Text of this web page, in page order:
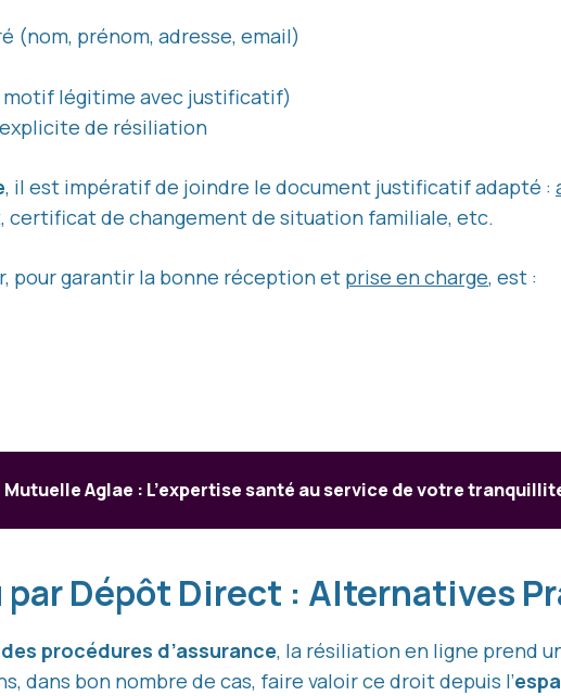
(nom, prénom, adresse, email)
motif légitime avec justificatif)
de résiliation
, il est impératif de joindre le document justificatif adapté :
de changement de situation familiale, etc.
pour garantir la bonne réception et prise en charge, est :
Mutuelle Aglae : L’expertise santé au service de votre
Dépôt Direct : Alternatives
procédures d’assurance, la résiliation en ligne prend
dans bon nombre de cas, faire valoir ce droit depuis l’